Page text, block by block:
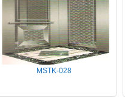
MSTK-028